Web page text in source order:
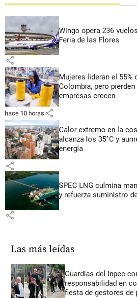
Wingo opera 236
Feria de las Flores
share
Mujeres lideran el 55%
Colombia, pero
empresas crecen
hace 10 horas share
Calor extremo en la
alcanza los 35°C y
energía
share
SPEC LNG culmina
y refuerza suministro
share
Las más leídas
Guardias del Inpec
responsabilidad en
fiesta de gestores de